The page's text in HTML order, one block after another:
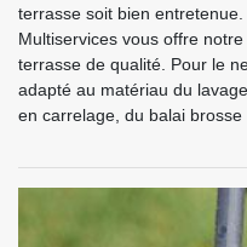
terrasse soit bien
Multiservices vous offre
terrasse de qualité. Pour le
adapté au matériau du
en carrelage, du balai